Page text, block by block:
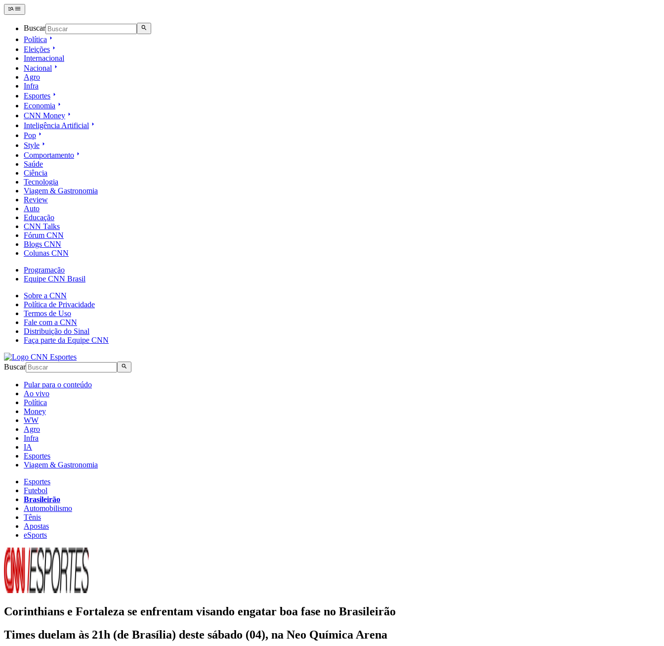
Buscar
Política
Eleições
Internacional
Nacional
Agro
Infra
Esportes
Economia
CNN Money
Inteligência Artificial
Pop
Style
Comportamento
Saúde
Ciência
Tecnologia
Viagem & Gastronomia
Review
Auto
Educação
CNN Talks
Fórum CNN
Blogs CNN
Colunas CNN
Programação
Equipe CNN Brasil
Sobre a CNN
Política de Privacidade
Termos de Uso
Fale com a CNN
Distribuição do Sinal
Faça parte da Equipe CNN
Buscar
Pular para o conteúdo
Ao vivo
Política
Money
WW
Agro
Infra
IA
Esportes
Viagem & Gastronomia
Esportes
Futebol
Brasileirão
Automobilismo
Tênis
Apostas
eSports
Corinthians e Fortaleza se enfrentam visando engatar boa fase no Brasileirão
Times duelam às 21h (de Brasília) deste sábado (04), na Neo Química Arena